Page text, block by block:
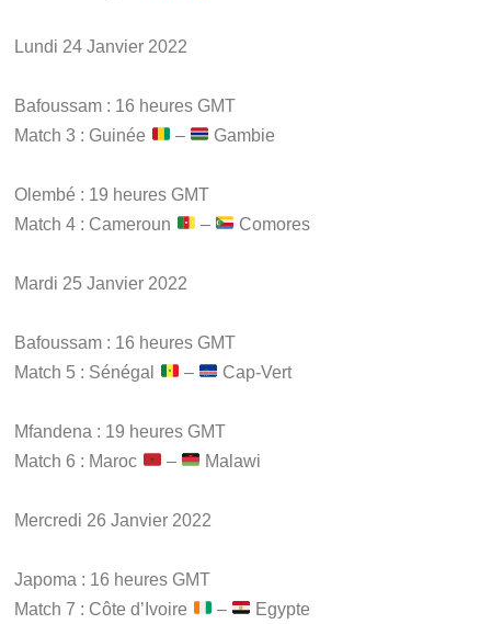
Lundi 24 Janvier 2022
Bafoussam : 16 heures GMT
Match 3 : Guinée
– Gambie
Olembé : 19 heures GMT
Match 4 : Cameroun
– Comores
Mardi 25 Janvier 2022
Bafoussam : 16 heures GMT
Match 5 : Sénégal
– Cap-Vert
Mfandena : 19 heures GMT
Match 6 : Maroc
– Malawi
Mercredi 26 Janvier 2022
Japoma : 16 heures GMT
Match 7 : Côte d’Ivoire
– Egypte